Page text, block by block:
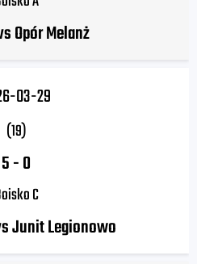
Opór Melanż
03-29
(19)
5-0
C
Junit Legionowo